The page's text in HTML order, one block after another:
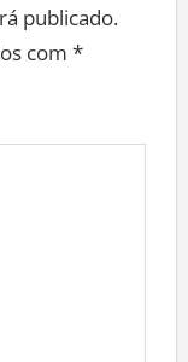
publicado.
com *